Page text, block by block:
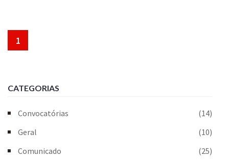
1
CATEGORIAS
Convocatórias
(14)
Geral
(10)
Comunicado
(25)